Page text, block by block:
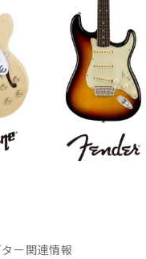
ー関連情報